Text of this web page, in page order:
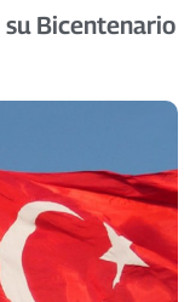
Bicentenario